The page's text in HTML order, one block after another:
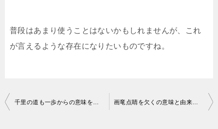
普段はあまり使うことはないかもしれませんが、これ
が言えるような存在になりたいものですね。
投
千里の道も一歩からの意味をわかりやすく説明しました！例文を用いて使い方もご紹介！ 画竜点睛を欠くの意味と由来は？読み方にもご注意ください！